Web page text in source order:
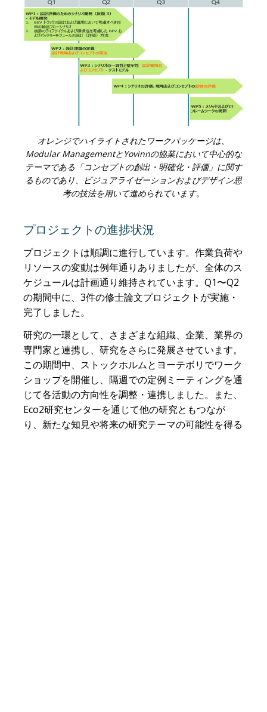
オレンジでハイライトされたワークパッケージは、
Modular ManagementとYovinnの協業において中心的な
テーマである「コンセプトの創出・明確化・評価」に関す
るものであり、ビジュアライゼーションおよびデザイン思
考の技法を用いて進められています。
プロジェクトの進捗状況
プロジェクトは順調に進行しています。作業負荷や
リソースの変動は例年通りありましたが、全体のス
ケジュールは計画通り維持されています。Q1〜Q2
の期間中に、3件の修士論文プロジェクトが実施・
完了しました。
研究の一環として、さまざまな組織、企業、業界の
専門家と連携し、研究をさらに発展させています。
この期間中、ストックホルムとヨーテボリでワーク
ショップを開催し、隔週での定例ミーティングを通
じて各活動の方向性を調整・連携しました。また、
Eco2研究センターを通じて他の研究ともつなが
り、新たな知見や将来の研究テーマの可能性を得る